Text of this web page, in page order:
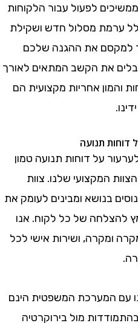
לפעול עבור הלקוחות
מסלול חדש ושקילת
את ההגנה שלכם
את הקשב המתאים לאורך
אחריות מקצועית הם
תנועה
על דוחות תנועה טמון
שלנו. צוות
בנושא ומבינים לעומק את
של כל לקוח. אנו
ושירות אישי לכל
המערכת המשפטית הינם
מול בירוקרטיה